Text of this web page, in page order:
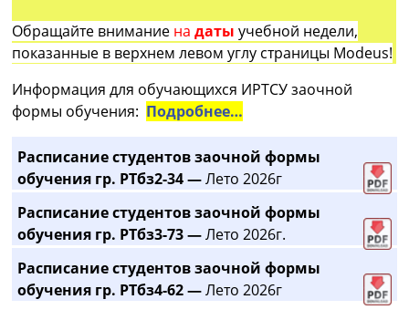
Обращайте внимание на датыучебной недели,
показанные в верхнем левом углу страницы Modeus!
Информация для обучающихся ИРТСУ заочной
формы обучения: Подробнее…
Расписание студентов заочной формы
обучения гр. РТбз2-34 —Лето 2026г
Расписание студентов заочной формы
обучения гр. РТбз3-73 —Лето 2026г.
Расписание студентов заочной формы
обучения гр. РТбз4-62 —Лето 2026г